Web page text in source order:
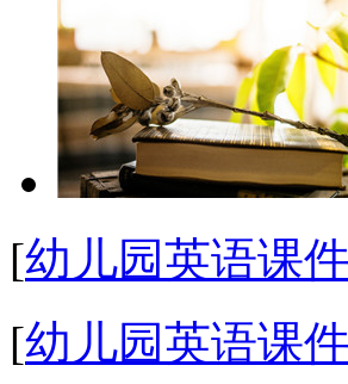
[幼儿园英语课件
[幼儿园英语课件